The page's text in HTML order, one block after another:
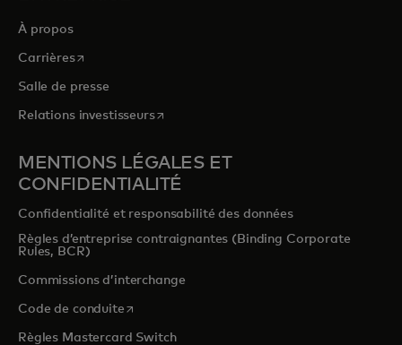
À propos
Carrièress’ouvre dans un nouvel onglet
Salle de presse
Relations investisseurss’ouvre dans un nouvel onglet
MENTIONS LÉGALES ET
CONFIDENTIALITÉ
Confidentialité et responsabilité des données
Règles d’entreprise contraignantes (Binding Corporate
Rules, BCR)
Commissions d’interchange
Code de conduites’ouvre dans un nouvel onglet
Règles Mastercard Switch